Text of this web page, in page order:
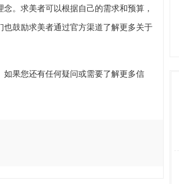
。求美者可以根据自己的需求和预算，
鼓励求美者通过官方渠道了解更多关于
果您还有任何疑问或需要了解更多信